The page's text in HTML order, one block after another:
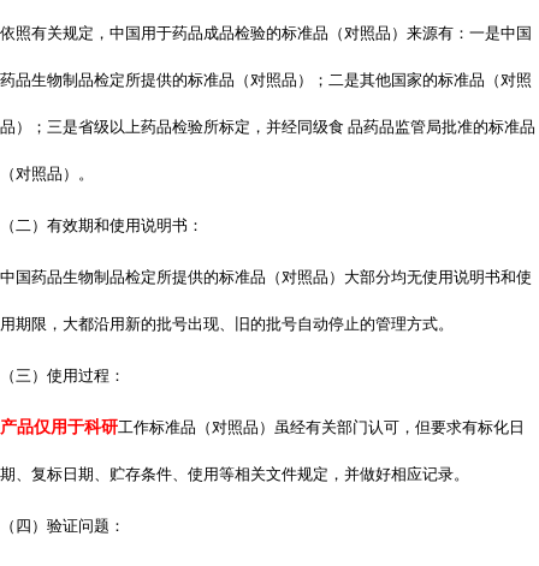
依照有关规定，中国用于药品成品检验的标准品（对照品）来源有：一是中国
药品生物制品检定所提供的标准品（对照品）；二是其他国家的标准品（对照
品）；三是省级以上药品检验所标定，并经同级食 品药品监管局批准的标准品
（对照品）。
（二）有效期和使用说明书：
中国药品生物制品检定所提供的标准品（对照品）大部分均无使用说明书和使
用期限，大都沿用新的批号出现、旧的批号自动停止的管理方式。
（三）使用过程：
产品仅用于科研工作标准品（对照品）虽经有关部门认可，但要求有标化日
期、复标日期、贮存条件、使用等相关文件规定，并做好相应记录。
（四）验证问题：